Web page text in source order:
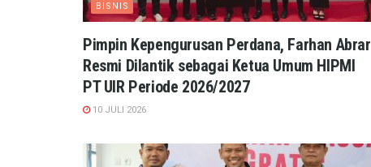
BISNIS
Pimpin Kepengurusan Perdana, Farhan Abrar
Resmi Dilantik sebagai Ketua Umum HIPMI
PT UIR Periode 2026/2027
10 JULI 2026